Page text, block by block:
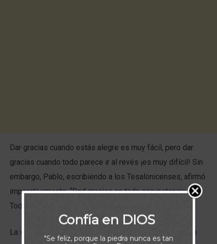
Dar gracias cuando estás alegre es muy fácil, pero dar
gracias cuando todo parece ir al revés ¡es muy difícil! Sin
embargo, Pablo, escribiendo a los Tesalonicenses, afirmó
imperativamente: “Dad gracias en toda circunstancia…”.
Toda circunstancia es toda circunstancia, ¿verdad?
La voluntad de Dios para nosotros es que tengamos un
Confía en DIOS
"Se feliz, porque la piedra nunca es tan